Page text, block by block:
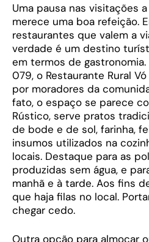
Uma pausa nas visitações
merece uma boa refeição.
restaurantes que valem a
verdade é um destino
em termos de gastronomia.
079, o Restaurante Rural
por moradores da
fato, o espaço se parece
Rústico, serve pratos
de bode e de sol, farinha,
insumos utilizados na
locais. Destaque para as
produzidas sem água, e
manhã e à tarde. Aos fins
que haja filas no local.
chegar cedo.
Outra opção para almoçar